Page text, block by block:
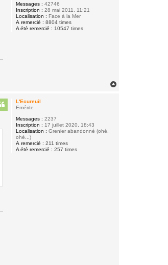
Messages : 42746
Inscription : 28 mai 2011, 11:21
Localisation : Face à la Mer
A remercié : 8804 times
A été remercié : 10547 times
L'Ecureuil
Emérite
Messages : 2237
Inscription : 17 juillet 2020, 18:43
Localisation : Grenier abandonné (ohé,
ohé...)
A remercié : 211 times
A été remercié : 257 times